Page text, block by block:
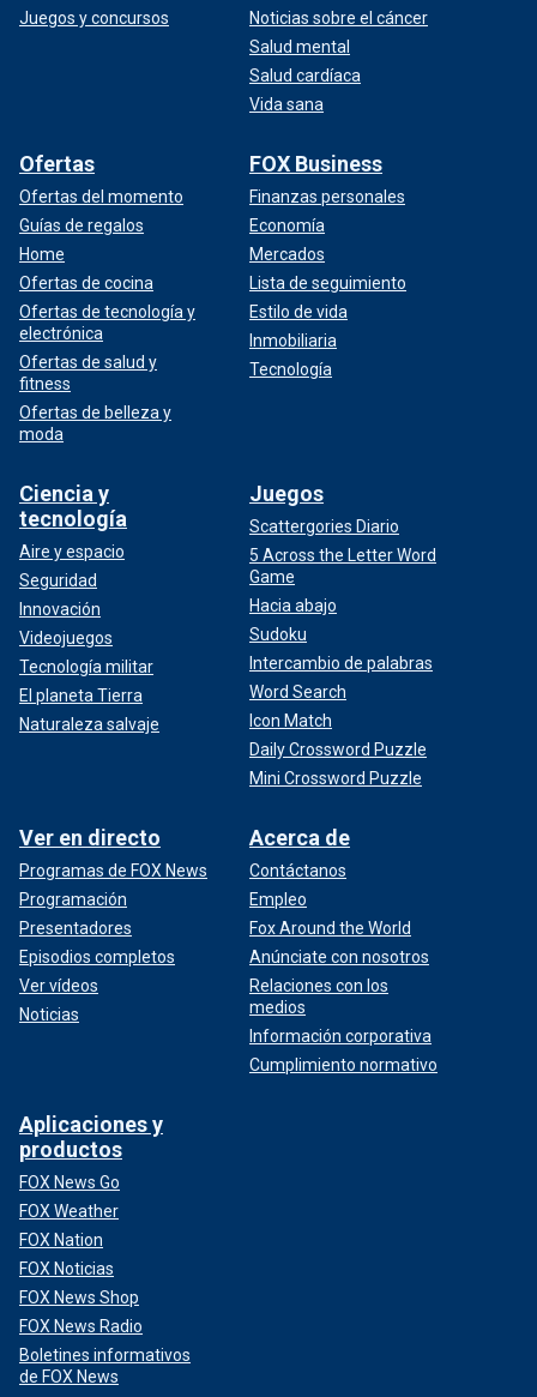
Juegos y concursos
Noticias sobre el cáncer
Salud mental
Salud cardíaca
Vida sana
Ofertas
Ofertas del momento
Guías de regalos
Home
Ofertas de cocina
Ofertas de tecnología y
electrónica
Ofertas de salud y
fitness
Ofertas de belleza y
moda
FOX Business
Finanzas personales
Economía
Mercados
Lista de seguimiento
Estilo de vida
Inmobiliaria
Tecnología
Ciencia y
tecnología
Aire y espacio
Seguridad
Innovación
Videojuegos
Tecnología militar
El planeta Tierra
Naturaleza salvaje
Juegos
Scattergories Diario
5 Across the Letter Word
Game
Hacia abajo
Sudoku
Intercambio de palabras
Word Search
Icon Match
Daily Crossword Puzzle
Mini Crossword Puzzle
Ver en directo
Programas de FOX News
Programación
Presentadores
Episodios completos
Ver vídeos
Noticias
Acerca de
Contáctanos
Empleo
Fox Around the World
Anúnciate con nosotros
Relaciones con los
medios
Información corporativa
Cumplimiento normativo
Aplicaciones y
productos
FOX News Go
FOX Weather
FOX Nation
FOX Noticias
FOX News Shop
FOX News Radio
Boletines informativos
de FOX News